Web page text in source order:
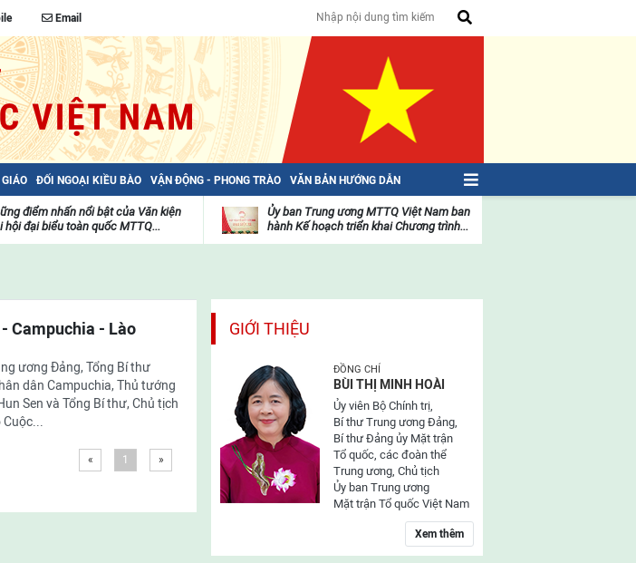
Email
GIÁO ĐỐI NGOẠI KIỀU BÀO VẬN ĐỘNG - PHONG TRÀO VĂN BẢN HƯỚNG DẪN
điểm nhấn nổi bật của Văn kiện
hội đại biểu toàn quốc MTTQ...
mặt
trận
Ủy ban Trung ương MTTQ Việt Nam ban
hành Kế hoạch triển khai Chương trình...
Campuchia - Lào
ương Đảng, Tổng Bí thư
dân Campuchia, Thủ tướng
Sen và Tổng Bí thư, Chủ tịch
« 1 »
GIỚI THIỆU
ĐỒNG CHÍ
BÙI THỊ MINH HOÀI
Ủy viên Bộ Chính trị,
Bí thư Trung ương Đảng,
Bí thư Đảng ủy Mặt trận
Tổ quốc, các đoàn thể
Trung ương, Chủ tịch
Ủy ban Trung ương
Mặt trận Tổ quốc Việt Nam
Xem thêm